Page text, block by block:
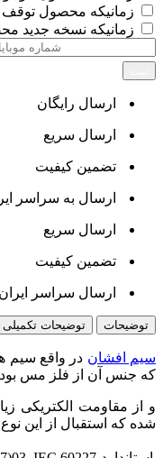
زمانیکه محصول
زمانیکه نسخه جدید
ارسال رایگان
ارسال سریع
تضمین کیفیت
ارسال به سراسر
ارسال سریع
تضمین کیفیت
ارسال سراسر ایران
توضیحات توضیحات تکمیلی
سیم افشان در واقع سیم
که جنس آن از فلز مس
و از مقاومت الکتریکی
شده که استقبال از این